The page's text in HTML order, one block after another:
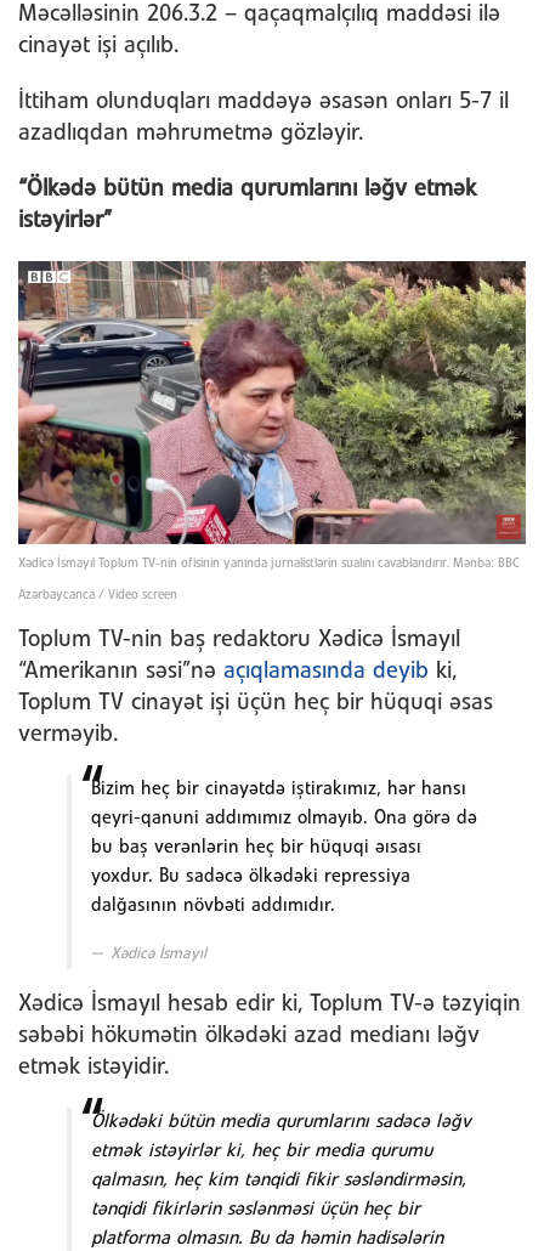
Məcəlləsinin 206.3.2 – qaçaqmalçılıq maddəsi ilə
cinayət işi açılıb.
İttiham olunduqları maddəyə əsasən onları 5-7 il
azadlıqdan məhrumetmə gözləyir.
“Ölkədə bütün media qurumlarını ləğv etmək
istəyirlər”
Xədicə İsmayıl Toplum TV-nin ofisinin yanında jurnalistlərin sualını cavablandırır. Mənbə: BBC
Azərbaycanca / Video screen
Toplum TV-nin baş redaktoru Xədicə İsmayıl
“Amerikanın səsi”nə açıqlamasında deyib ki,
Toplum TV cinayət işi üçün heç bir hüquqi əsas
verməyib.
Bizim heç bir cinayətdə iştirakımız, hər hansı
qeyri-qanuni addımımız olmayıb. Ona görə də
bu baş verənlərin heç bir hüquqi əısası
yoxdur. Bu sadəcə ölkədəki repressiya
dalğasının növbəti addımıdır.
Xədicə İsmayıl
Xədicə İsmayıl hesab edir ki, Toplum TV-ə təzyiqin
səbəbi hökumətin ölkədəki azad medianı ləğv
etmək istəyidir.
Ölkədəki bütün media qurumlarını sadəcə ləğv
etmək istəyirlər ki, heç bir media qurumu
qalmasın, heç kim tənqidi fikir səsləndirməsin,
tənqidi fikirlərin səslənməsi üçün heç bir
platforma olmasın. Bu da həmin hadisələrin